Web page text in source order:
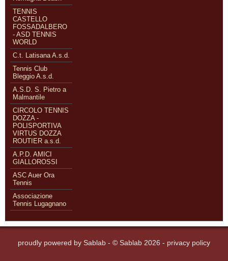
TENNIS
CASTELLO
FOSSADALBERO
- ASD TENNIS
WORLD
C.t. Latisana A.s.d.
Tennis Club
Bleggio A.s.d.
A.S.D. S. Pietro a
Malmantile
CIRCOLO TENNIS
DOZZA -
POLISPORTIVA
VIRTUS DOZZA
ROUTIER a.s.d.
A.P.D. AMICI
GIALLOROSSI
ASC Auer Ora
Tennis
Associazione
Tennis Lugagnano
proudly powered by Sablab - © Sablab 2026 - privacy policy